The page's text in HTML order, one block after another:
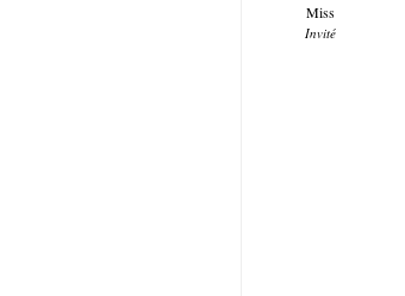
Miss
Invité